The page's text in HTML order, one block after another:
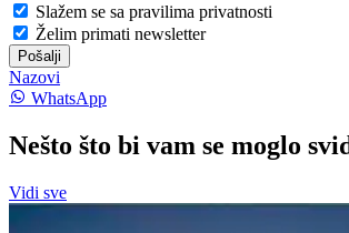
Slažem se sa pravilima privatnosti
Želim primati newsletter
Pošalji
Nazovi
WhatsApp
Nešto što bi vam se moglo
Vidi sve